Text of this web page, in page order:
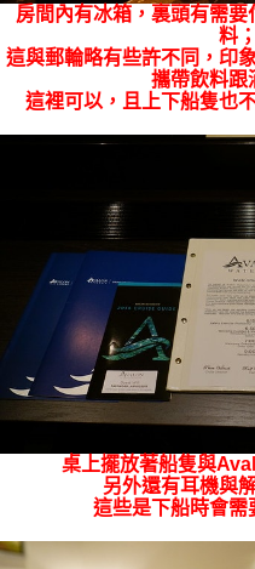
房間內有冰箱，裏頭有需
料；
這與郵輪略有些許不同，印
攜帶飲料跟
這裡可以，且上下船隻也
桌上擺放著船隻與
另外還有耳機與
這些是下船時會需